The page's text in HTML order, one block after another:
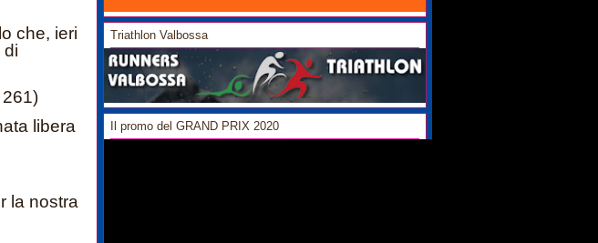
che, ieri
di
libera
la nostra
Triathlon Valbossa
Il promo del GRAND PRIX 2020